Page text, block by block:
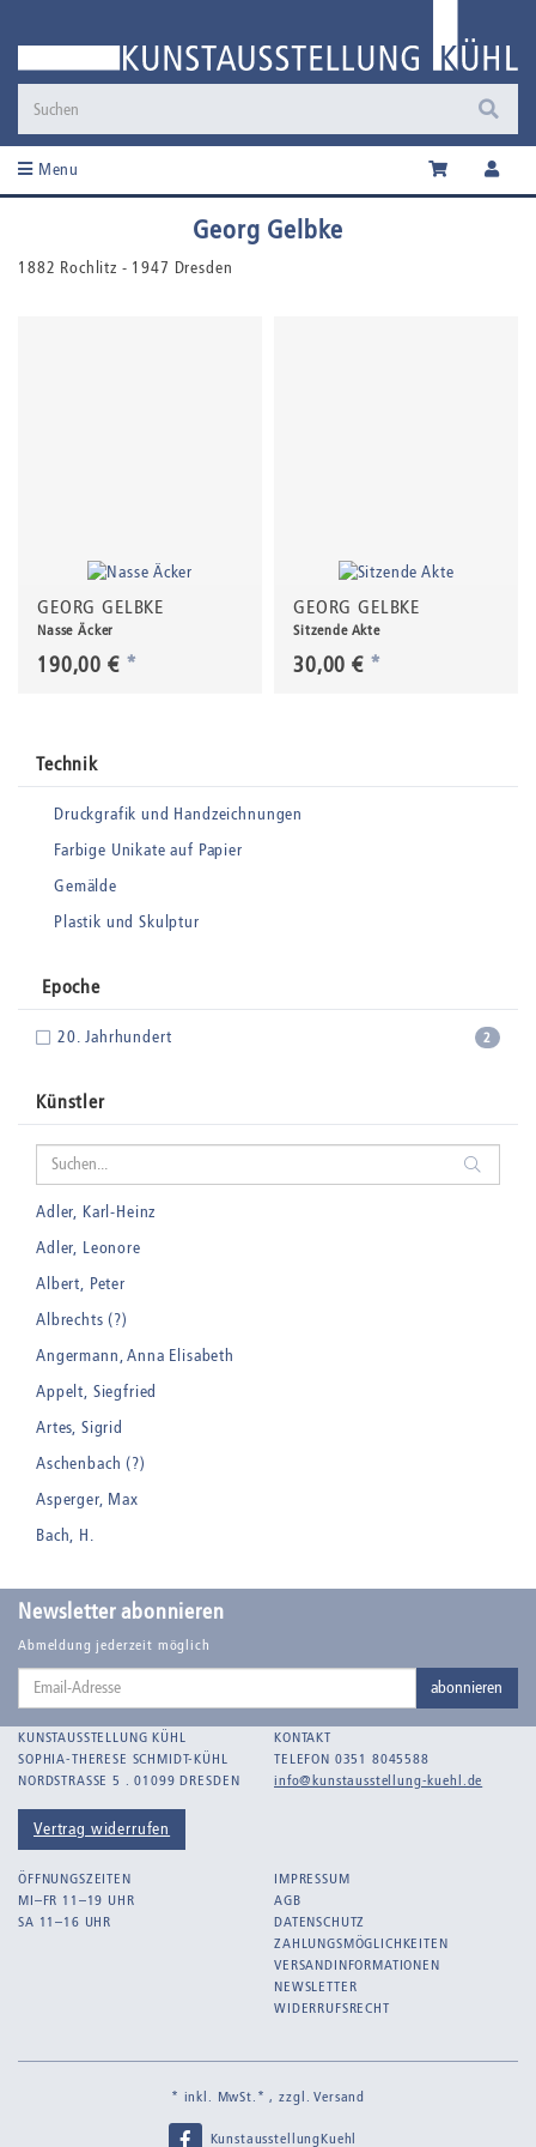
Menu
Georg Gelbke
1882 Rochlitz - 1947 Dresden
GEORG GELBKE
Nasse Äcker
190,00 € *
GEORG GELBKE
Sitzende Akte
30,00 € *
Technik
Druckgrafik und Handzeichnungen
Farbige Unikate auf Papier
Gemälde
Plastik und Skulptur
Epoche
2
20. Jahrhundert
Künstler
Adler, Karl-Heinz
Adler, Leonore
Albert, Peter
Albrechts (?)
Angermann, Anna Elisabeth
Appelt, Siegfried
Artes, Sigrid
Aschenbach (?)
Asperger, Max
Bach, H.
Balden, Theo , eigentlich Otto Koehler
Balden-Wolff, Annemarie
Bankroth, Bernd
Bankroth, Ursula
Barth, Arthur Julius
Bartnig, Horst
Bartzsch, Paul Kurt
Becker, F.
Beckmann, Max
Newsletter abonnieren
Abmeldung jederzeit möglich
Email-
abonnieren
KUNSTAUSSTELLUNG KÜHL
SOPHIA-THERESE SCHMIDT-KÜHL
NORDSTRASSE 5 . 01099 DRESDEN
Vertrag widerrufen
KONTAKT
TELEFON 0351 8045588
info@kunstausstellung-kuehl.de
ÖFFNUNGSZEITEN
MI–FR 11–19 UHR
SA 11–16 UHR
IMPRESSUM
AGB
DATENSCHUTZ
ZAHLUNGSMÖGLICHKEITEN
VERSANDINFORMATIONEN
NEWSLETTER
WIDERRUFSRECHT
* inkl. MwSt.* , zzgl.Versand
KunstausstellungKuehl